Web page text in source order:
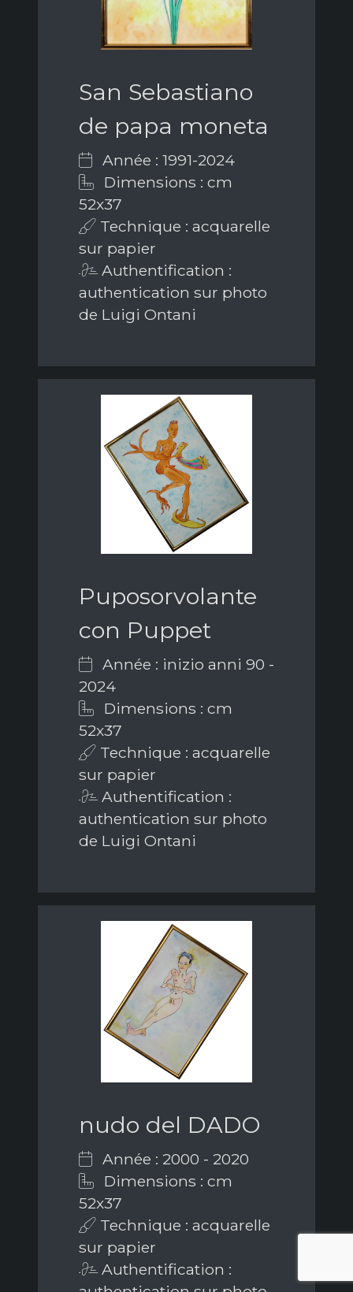
San Sebastiano
de papa moneta
Année : 1991-2024
Dimensions : cm
52x37
Technique : acquarelle
sur papier
Authentification :
authentication sur photo
de Luigi Ontani
Puposorvolante
con Puppet
Année : inizio anni 90 -
2024
Dimensions : cm
52x37
Technique : acquarelle
sur papier
Authentification :
authentication sur photo
de Luigi Ontani
nudo del DADO
Année : 2000 - 2020
Dimensions : cm
52x37
Technique : acquarelle
sur papier
Authentification :